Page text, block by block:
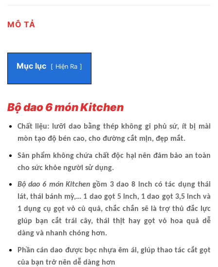
MÔ TẢ
Mục lục Hiện Ra
Bộ dao 6 món Kitchen
Chất liệu: lưỡi dao bằng thép không gỉ phủ sứ, ít bị mài
mòn tạo độ bén cao, cho đường cắt mịn, đẹp mắt.
Sản phẩm không chứa chất độc hại nên đảm bảo an toàn
cho sức khỏe người sử dụng.
Bộ dao 6 món Kitchen gồm 3 dao 8 inch có tác dụng thái
lát, thái bánh mỳ,… 1 dao gọt 5 inch, 1 dao gọt 3,5 inch và
1 dụng cụ gọt vỏ củ quả, chắc chắn sẽ là trợ thủ đắc lực
giúp bạn cắt trái cây, thái thịt hay gọt vỏ hoa quả dễ
dàng và nhanh chóng hơn.
Phần cán dao được bọc nhựa êm ái, giúp thao tác cắt gọt
của bạn trở nên dễ dàng hơn